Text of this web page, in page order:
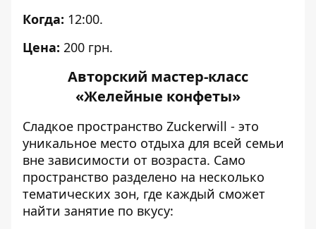
Когда: 12:00.
Цена: 200 грн.
Авторский мастер-класс
«Желейные конфеты»
Сладкое пространство Zuckerwill - это
уникальное место отдыха для всей семьи
вне зависимости от возраста. Само
пространство разделено на несколько
тематических зон, где каждый сможет
найти занятие по вкусу: